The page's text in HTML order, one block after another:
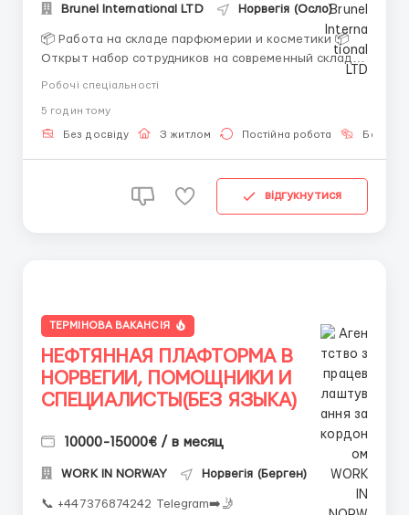
Brunel International LTD Норвегія (Осло)
📦 Работа на складе парфюмерии и косметики 📦
Открыт набор сотрудников на современный склад
парфюмерии и косметики. Берем мужчин, женщин и
— ничего страшного, всему обучают уже после
приезда. Работа не тяжелая. Нужно собирать
Робочі спеціальності
5 годин тому
Без досвіду З житлом Постійна робота Без
відгукнутися
ТЕРМІНОВА ВАКАНСІЯ
НЕФТЯННАЯ ПЛАФТОРМА В
НОРВЕГИИ, ПОМОЩНИКИ И
СПЕЦИАЛИСТЫ(БЕЗ ЯЗЫКА)
10000-15000€ / в месяц
WORK IN NORWAY Норвегія (Берген)
📞 +447376874242 Telegram➡️🤳